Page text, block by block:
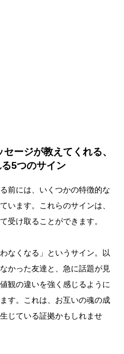
ージが教えてくれる、
5つのサイン
前には、いくつかの特徴的な
います。これらのサインは、
受け取ることができます。
なくなる」というサイン。以
かった友達と、急に話題が見
観の違いを強く感じるように
す。これは、お互いの魂の成
じている証拠かもしれませ